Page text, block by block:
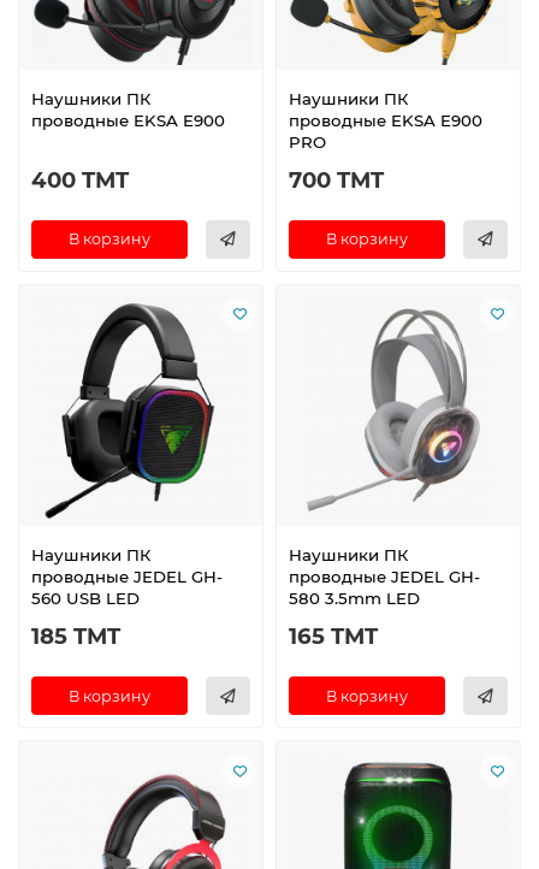
Наушники ПК
проводные EKSA E900
400 TMT
В корзину
Наушники ПК
проводные EKSA E900
PRO
700 TMT
В корзину
Наушники ПК
проводные JEDEL GH-
560 USB LED
185 TMT
В корзину
Наушники ПК
проводные JEDEL GH-
580 3.5mm LED
165 TMT
В корзину